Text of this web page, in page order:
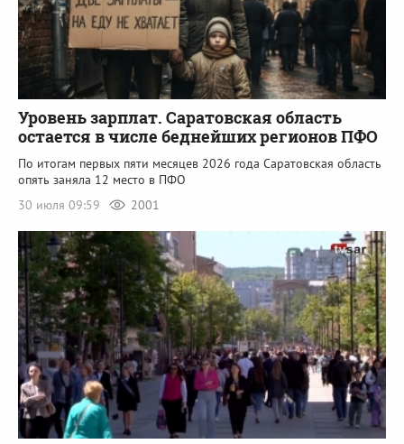
Уровень зарплат. Саратовская область
остается в числе беднейших регионов ПФО
По итогам первых пяти месяцев 2026 года Саратовская область
опять заняла 12 место в ПФО
30 июля 09:59
2001